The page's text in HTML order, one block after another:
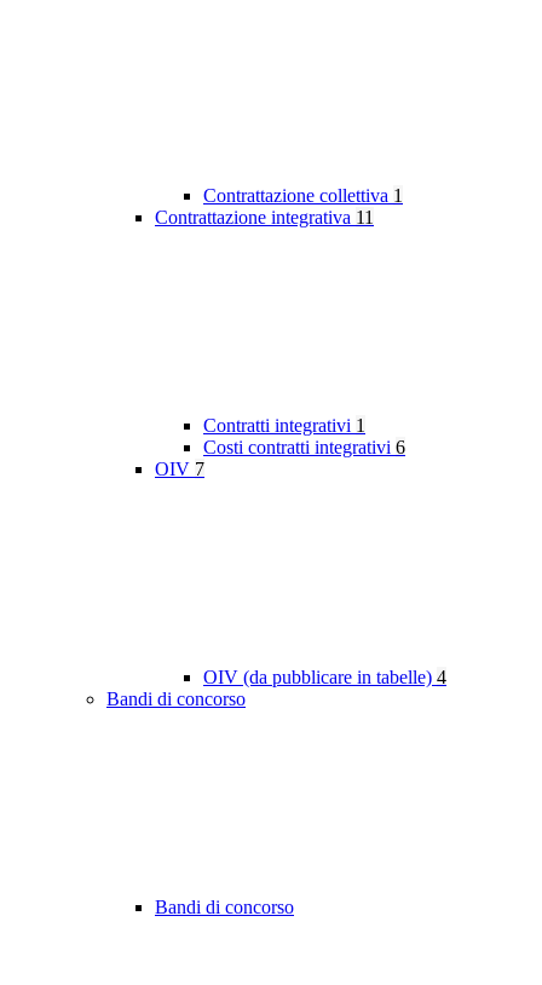
Contrattazione collettiva 1
Contrattazione integrativa 11
Contratti integrativi 1
Costi contratti integrativi 6
OIV 7
OIV (da pubblicare in tabelle) 4
Bandi di concorso
Bandi di concorso